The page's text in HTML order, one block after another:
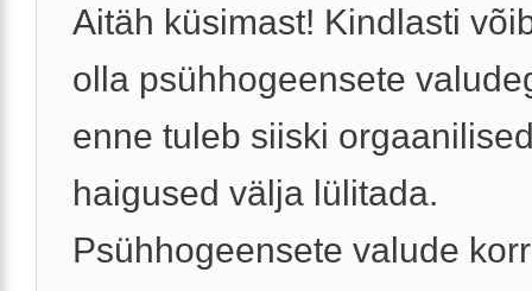
Aitäh küsimast! Kindlasti
olla psühhogeensete
enne tuleb siiski
haigused välja lülitada.
Psühhogeensete valude